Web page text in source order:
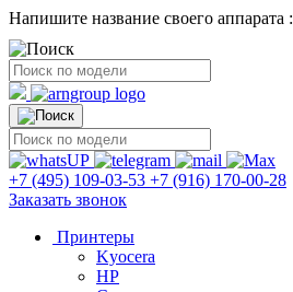
Напишите название своего аппарата :
+7 (495) 109-03-53 +7 (916) 170-00-28
Заказать звонок
Принтеры
Kyocera
HP